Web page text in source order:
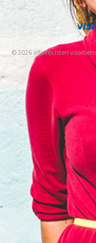
© 2026 alle rechten